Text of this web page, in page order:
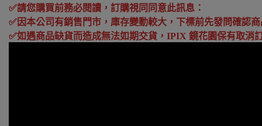
✅請您購買前務必閱讀，訂購視同同意此訊息：
✅因本公司有銷售門市，庫存變動較大，下標前先發問確認
✅如遇商品缺貨而造成無法如期交貨， IPIX 鏡花園保有取消